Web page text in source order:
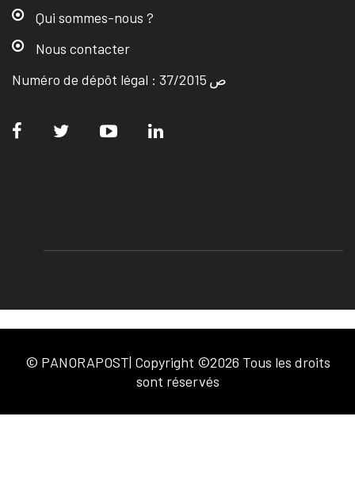
Qui sommes-nous ?
Nous contacter
Numéro de dépôt légal : ص 37/2015
© PANORAPOST| Copyright ©2026 Tous les droits
sont réservés